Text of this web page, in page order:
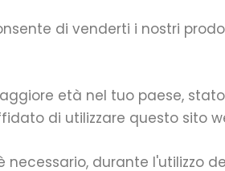
di venderti i nostri
età nel tuo paese,
di utilizzare questo sito
durante l'utilizzo